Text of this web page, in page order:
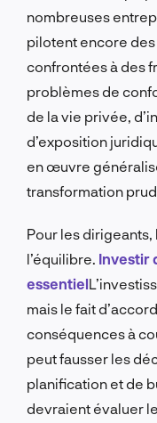
nombreuses
pilotent encore des
confrontées à des
problèmes de
de la vie privée,
d’exposition
en œuvre
transformation
Pour les
l’équilibre. Investir
essentiel
mais le fait
conséquences à
peut fausser les
planification et de
devraient évaluer